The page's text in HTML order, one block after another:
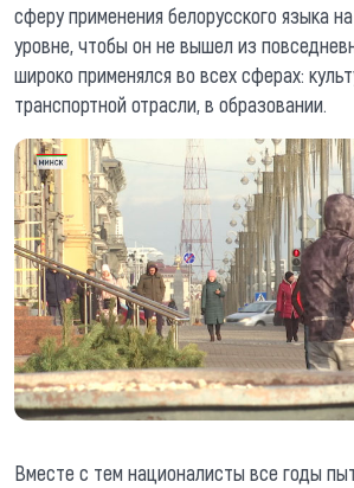
сферу применения белорусского языка
уровне, чтобы он не вышел из
широко применялся во всех сферах:
транспортной отрасли, в образовании.
Вместе с тем националисты все годы